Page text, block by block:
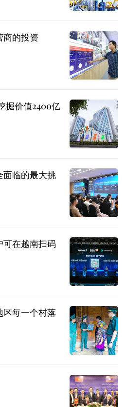
商的投资
掘价值2400亿
面临的最大挑
可在越南扫码
每一个村落